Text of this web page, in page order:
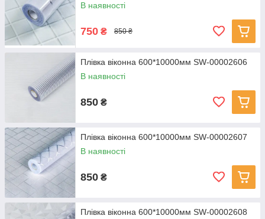
В наявності
750 ₴ 850 ₴
Плівка віконна 600*10000мм SW-00002606
В наявності
850 ₴
Плівка віконна 600*10000мм SW-00002607
В наявності
850 ₴
Плівка віконна 600*10000мм SW-00002608